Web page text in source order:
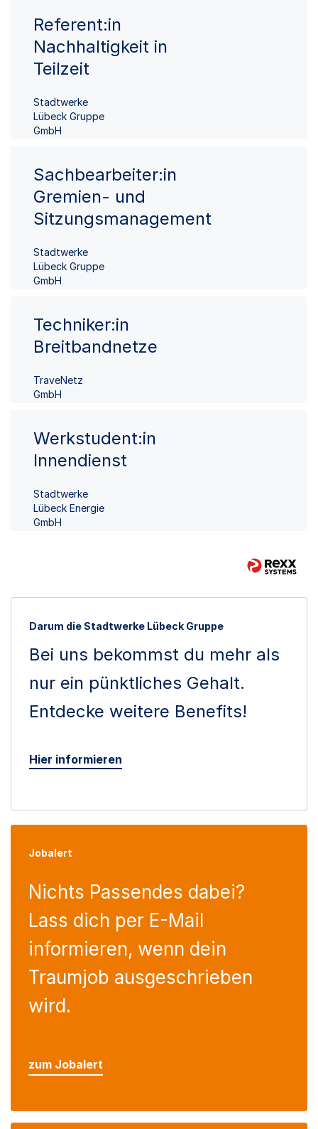
Referent:in
Nachhaltigkeit in
Teilzeit
Stadtwerke
Lübeck Gruppe
GmbH
Sachbearbeiter:in
Gremien- und
Sitzungsmanagement
Stadtwerke
Lübeck Gruppe
GmbH
Techniker:in
Breitbandnetze
TraveNetz
GmbH
Werkstudent:in
Innendienst
Stadtwerke
Lübeck Energie
GmbH
Darum die Stadtwerke Lübeck Gruppe
Bei uns bekommst du mehr als
nur ein pünktliches Gehalt.
Entdecke weitere Benefits!
Hier informieren
Jobalert
Nichts Passendes dabei?
Lass dich per E-Mail
informieren, wenn dein
Traumjob ausgeschrieben
wird.
zum Jobalert